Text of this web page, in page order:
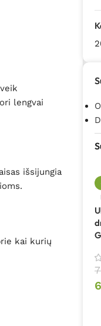
lengvai
išsijungia
kai kurių